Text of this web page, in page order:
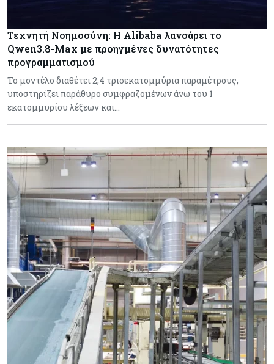
Τεχνητή Νοημοσύνη: Η Alibaba λανσάρει το
Qwen3.8-Max με προηγμένες δυνατότητες
προγραμματισμού
Το μοντέλο διαθέτει 2,4 τρισεκατομμύρια παραμέτρους,
υποστηρίζει παράθυρο συμφραζομένων άνω του 1
εκατομμυρίου λέξεων και…